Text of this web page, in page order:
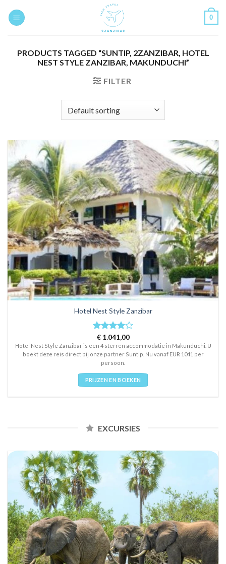
0
PRODUCTS TAGGED “SUNTIP, 2ZANZIBAR, HOTEL
NEST STYLE ZANZIBAR, MAKUNDUCHI”
FILTER
Hotel Nest Style Zanzibar
Rated4
out of 5
€1.041,00
Hotel Nest Style Zanzibar is een 4 sterren accommodatie in Makunduchi. U
boekt deze reis direct bij onze partner Suntip. Nu vanaf EUR 1041 per
persoon.
PRIJZEN EN BOEKEN
EXCURSIES